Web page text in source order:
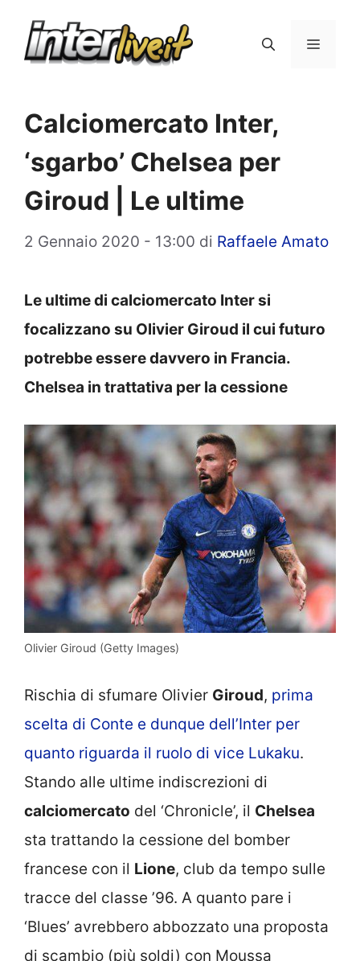
Menu
Calciomercato Inter,
‘sgarbo’ Chelsea per
Giroud | Le ultime
2 Gennaio 2020 - 13:00 di Raffaele Amato
Le ultime di calciomercato Inter si
focalizzano su Olivier Giroud il cui futuro
potrebbe essere davvero in Francia.
Chelsea in trattativa per la cessione
Olivier Giroud (Getty Images)
Rischia di sfumare Olivier Giroud, prima
scelta di Conte e dunque dell’Inter per
quanto riguarda il ruolo di vice Lukaku.
Stando alle ultime indiscrezioni di
calciomercato del ‘Chronicle’, il Chelsea
sta trattando la cessione del bomber
francese con il Lione, club da tempo sulle
tracce del classe ’96. A quanto pare i
‘Blues’ avrebbero abbozzato una proposta
di scambio (più soldi) con Moussa